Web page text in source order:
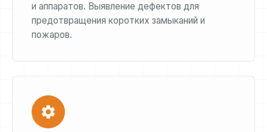
и аппаратов. Выявление дефектов для
предотвращения коротких замыканий и
пожаров.